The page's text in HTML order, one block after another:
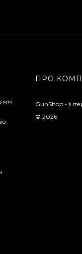
мм
ПРО
GunShop -
© 2026